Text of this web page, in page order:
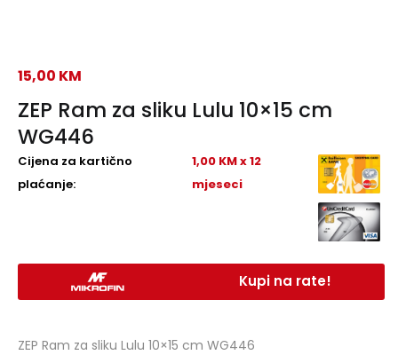
ZEP Ram za sliku Lulu 10×15 cm
WG446
15,00 KM
Cijena za kartično
plaćanje:
1,00 KM x 12
mjeseci
Kupi na rate!
ZEP Ram za sliku Lulu 10×15 cm WG446